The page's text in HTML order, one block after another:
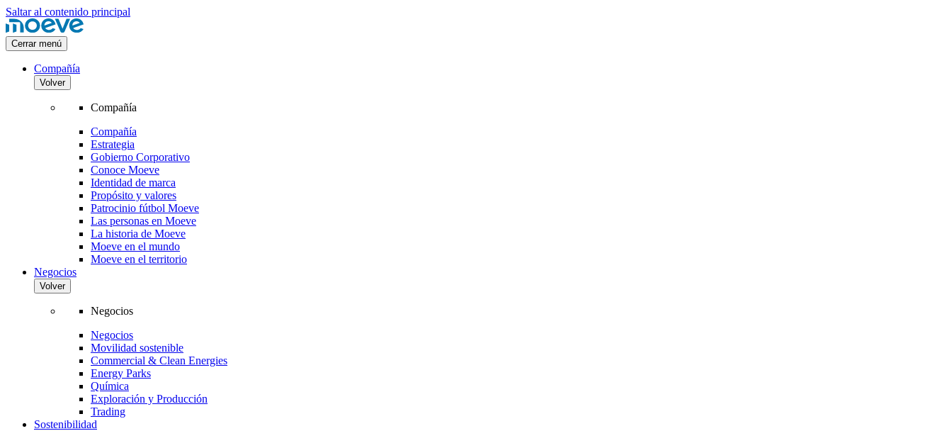
Saltar al contenido principal
Cerrar menú
Compañía
Volver
Compañía
Compañía
Estrategia
Gobierno Corporativo
Conoce Moeve
Identidad de marca
Propósito y valores
Patrocinio fútbol Moeve
Las personas en Moeve
La historia de Moeve
Moeve en el mundo
Moeve en el territorio
Negocios
Volver
Negocios
Negocios
Movilidad sostenible
Commercial & Clean Energies
Energy Parks
Química
Exploración y Producción
Trading
Sostenibilidad